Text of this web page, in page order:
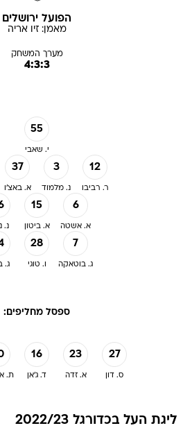
הפועל ירושלים
מאמן:זיו אריה
מערך המשחק
4:3:3
55
י. שאבי
37
א. באצ'ו
3
נ. מלמוד
12
ר. רביבו
נ.
15
א. ביטון
6
א. אשטה
ג.
28
ו. טוגי
7
ג. בוטאקה
ספסל מחליפים:
ת.
16
ד. ג'אן
23
א. זדה
27
ס. דון
ליגת העל בכדורגל 2022/23